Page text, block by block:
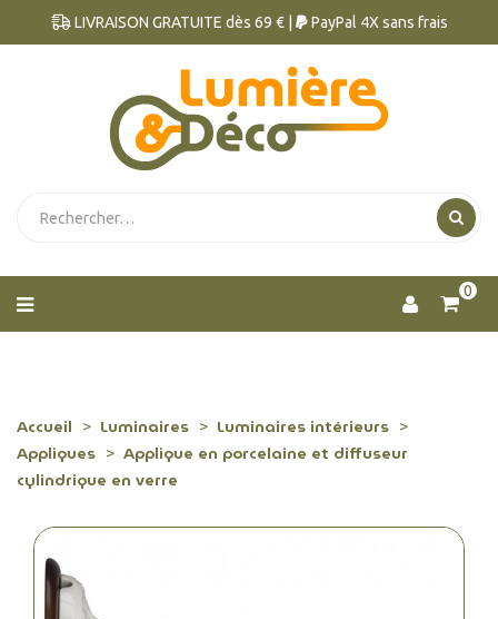
LIVRAISON GRATUITE dès 69 € | PayPal 4X sans frais
0
Accueil Luminaires
Luminaires intérieurs
Appliques
Applique en porcelaine et diffuseur
cylindrique en verre